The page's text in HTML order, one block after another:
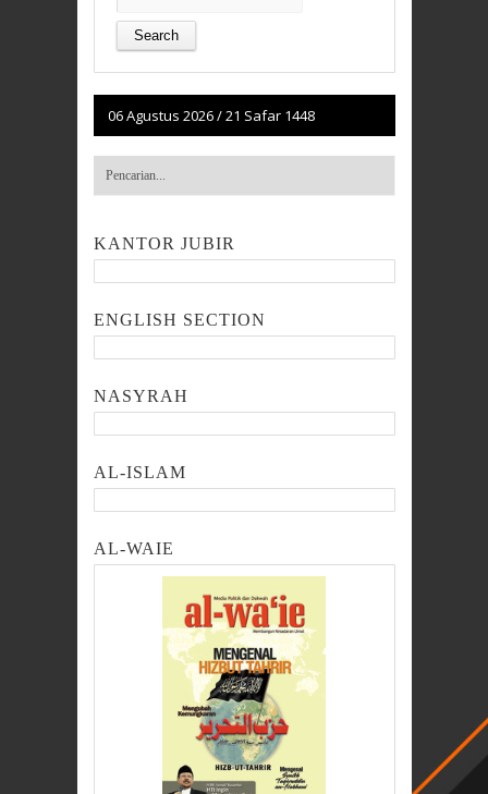
for:
06 Agustus 2026/21 Safar 1448
KANTOR JUBIR
ENGLISH SECTION
NASYRAH
AL-ISLAM
AL-WAIE